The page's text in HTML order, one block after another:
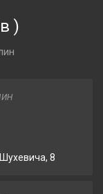
)
Шухевича, 8